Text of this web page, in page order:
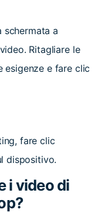
schermata a
Ritagliare le
esigenze e fare clic
fare clic
dispositivo.
i video di